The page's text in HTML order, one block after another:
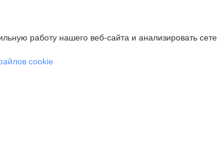
работу нашего веб-сайта и анализировать
cookie